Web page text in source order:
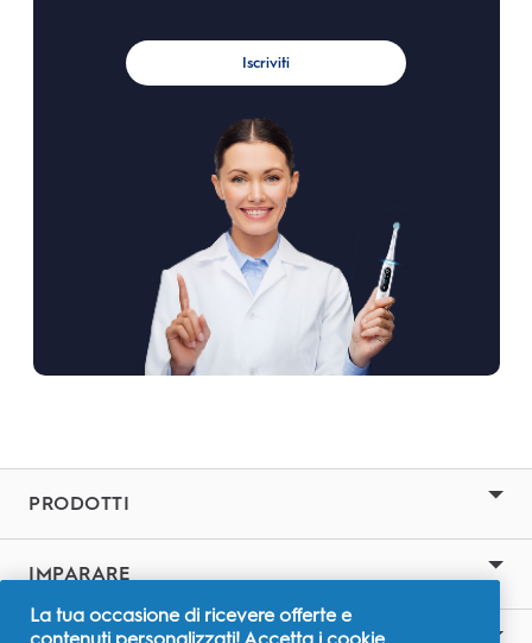
Iscriviti
PRODOTTI
IMPARARE
La tua occasione di ricevere offerte e